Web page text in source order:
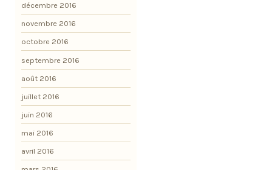
décembre 2016
novembre 2016
octobre 2016
septembre 2016
août 2016
juillet 2016
juin 2016
mai 2016
avril 2016